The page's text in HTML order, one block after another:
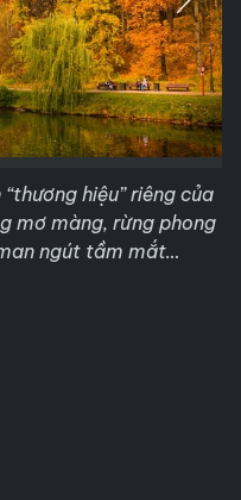
hiệu” riêng của
mơ màng, rừng phong
ngút tầm mắt…